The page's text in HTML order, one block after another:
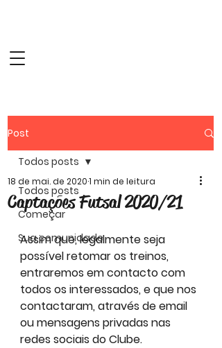
Post
Todos posts
Começar
Sua comunidade
Todos posts
Captações Futsal 2020/21
18 de mai. de 20201 min de leitura
Assim que, legalmente seja
possível retomar os treinos,
entraremos em contacto com
todos os interessados, e que nos
contactaram, através de email
ou mensagens privadas nas
redes sociais do Clube.